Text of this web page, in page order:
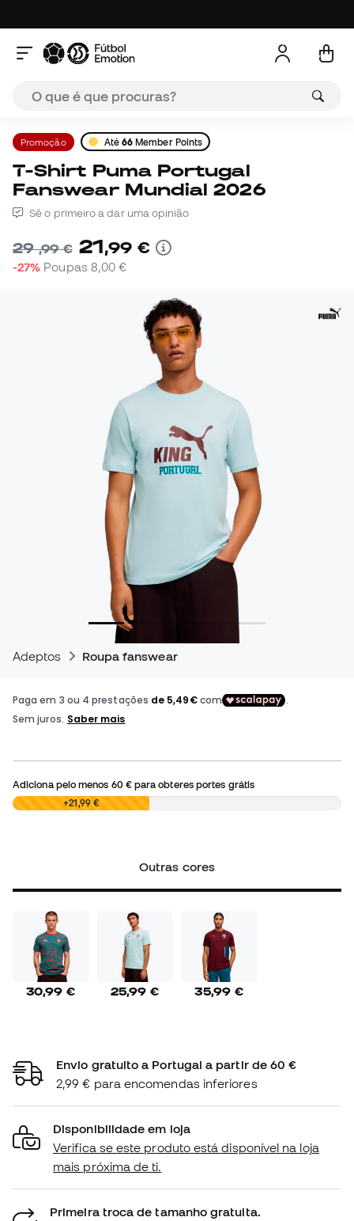
Promoção Até 66 Member Points
T-Shirt Puma Portugal
Fanswear Mundial 2026
Sê o primeiro a dar uma opinião
29,99 € 21,99 €
-27% Poupas 8,00 €
Adeptos Roupa fanswear
Adiciona pelo menos 60 €para obteres portes grátis
0,00 € +21,99 €
Outras cores
30,99 € 25,99 € 35,99 €
Envio gratuito a Portugal a partir de 60 €
2,99 € para encomendas inferiores
Disponibilidade em loja
Verifica se este produto está disponível na loja
mais próxima de ti.
Primeira troca de tamanho gratuita.